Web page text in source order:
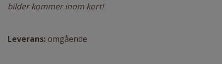
bilder kommer inom kort!
Leverans:omgående